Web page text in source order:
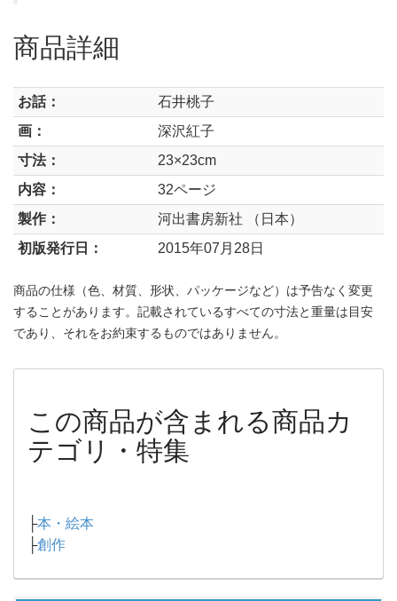
商品詳細
お話：
石井桃子
画：
深沢紅子
寸法：
23×23cm
内容：
32ページ
製作：
河出書房新社 （日本）
初版発行日：
2015年07月28日
商品の仕様（色、材質、形状、パッケージなど）は予告なく変更
することがあります。記載されているすべての寸法と重量は目安
であり、それをお約束するものではありません。
この商品が含まれる商品カ
テゴリ・特集
├本・絵本
├創作